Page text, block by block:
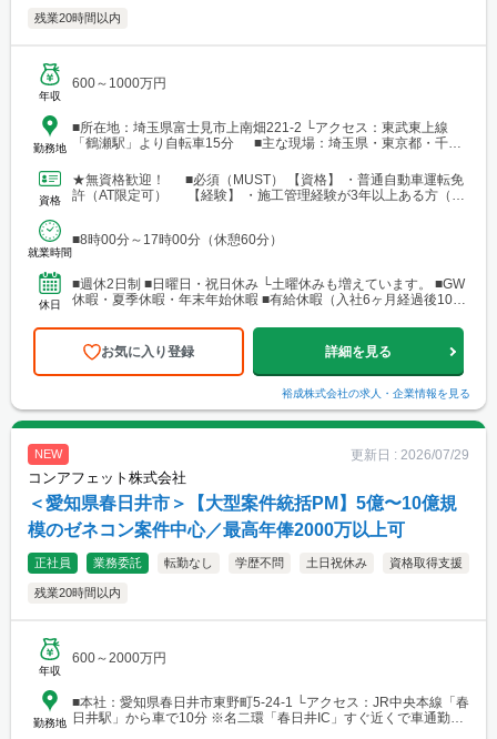
残業20時間以内
年収
600～1000万円
勤務地
■所在地：埼玉県富士見市上南畑221-2 └アクセス：東武東上線
「鶴瀬駅」より自転車15分 ■主な現場：埼玉県・東京都・千葉
資格
★無資格歓迎！ ■必須（MUST） 【資格】 ・普通自動車運転免
許（AT限定可） 【経験】 ・施工管理経験が3年以上ある方（ブ
就業時間
■8時00分～17時00分（休憩60分）
休日
■週休2日制 ■日曜日・祝日休み └土曜休みも増えています。 ■GW
休暇・夏季休暇・年末年始休暇 ■有給休暇（入社6ヶ月経過後10日
お気に入り登録 詳細を見る
裕成株式会社の求人・企業情報を見る
NEW 更新日 : 2026/07/29
コンアフェット株式会社
＜愛知県春日井市＞【大型案件統括PM】5億〜10億規
模のゼネコン案件中心／最高年俸2000万以上可
正社員 業務委託 転勤なし 学歴不問 土日祝休み 資格取得支援
残業20時間以内
年収
600～2000万円
勤務地
■本社：愛知県春日井市東野町5-24-1 └アクセス：JR中央本線「春
日井駅」から車で10分 ※名二環「春日井IC」すぐ近くで車通勤が